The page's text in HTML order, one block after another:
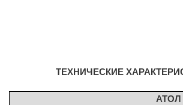
ТЕХНИЧЕСКИЕ
АТОЛ